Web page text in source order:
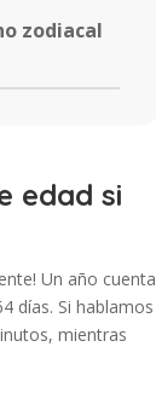
zodiacal
edad si
Un año cuenta
días. Si hablamos
mientras